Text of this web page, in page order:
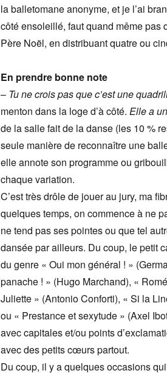
la balletomane anonyme, et je l’ai
côté ensoleillé, faut quand même pas
Père Noël, en distribuant quatre ou
En prendre bonne note
– Tu ne crois pas que c’est une
menton dans la loge d’à côté. Elle a
de la salle fait de la danse (les 10 %
seule manière de reconnaître une
elle annote son programme ou
chaque variation.
C’est très drôle de jouer au jury, ma
quelques temps, on commence à ne
ne tend pas ses pointes ou que tel
dansée par ailleurs. Du coup, le petit
du genre « Oui mon général ! »
panache ! » (Hugo Marchand), «
Juliette » (Antonio Conforti), « Si la
ou « Prestance et sexytude » (Axel
avec capitales et/ou points
avec des petits cœurs partout.
Du coup, il y a quelques occasions